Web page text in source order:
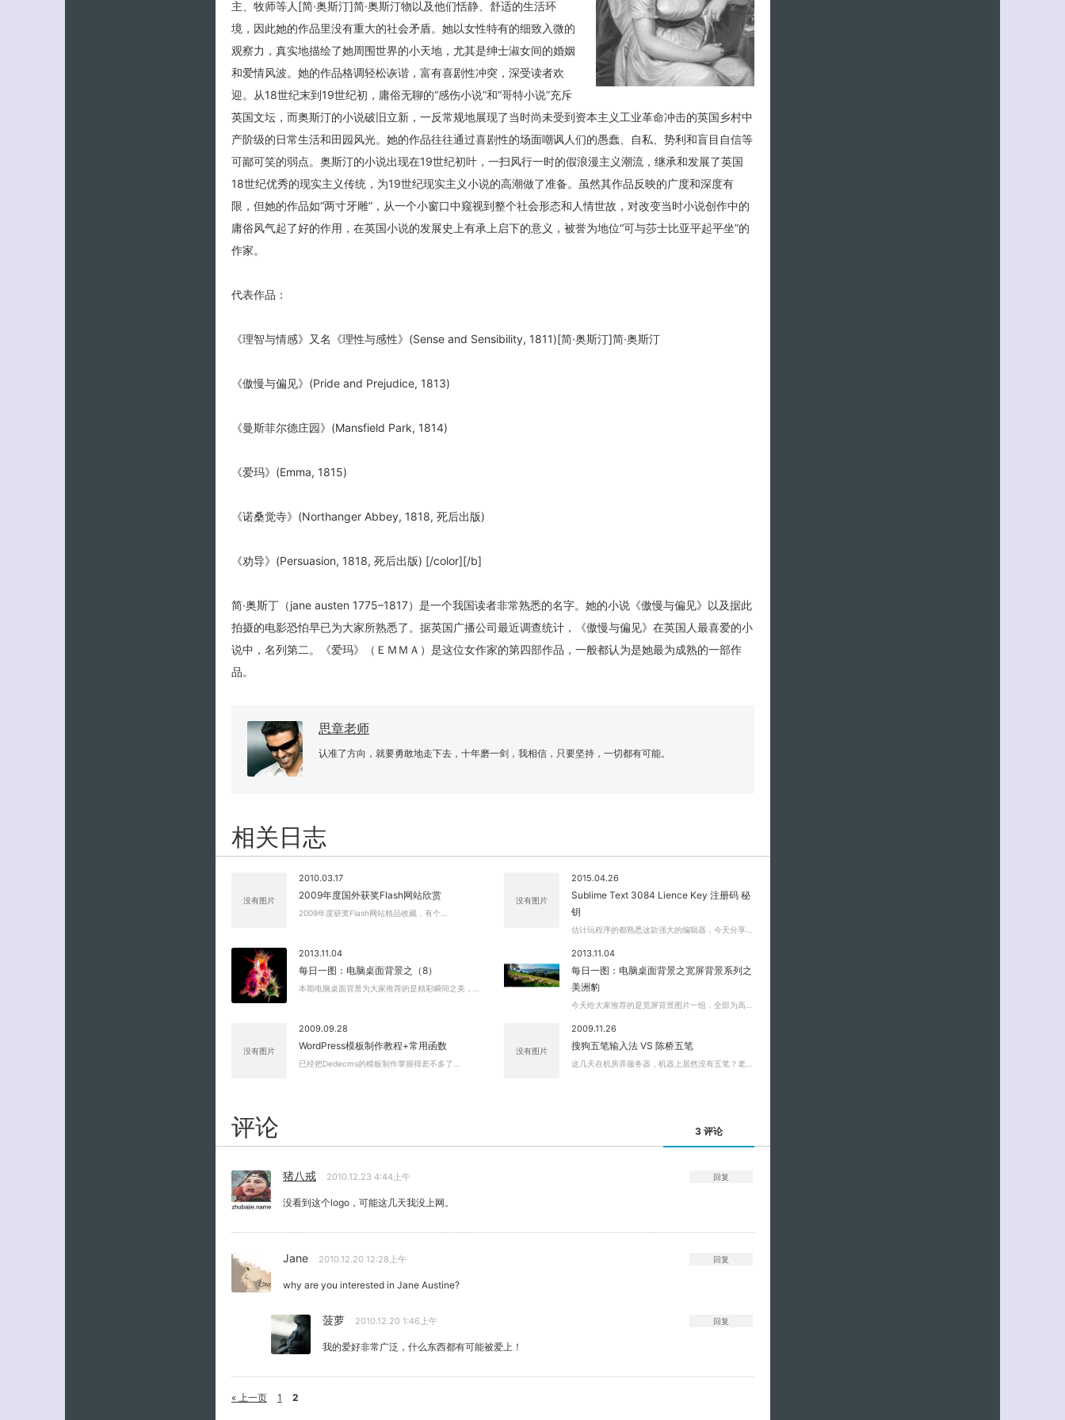
主、牧师等人[简·奥斯汀]简·奥斯汀物以及他们恬静、舒适的生活环
境，因此她的作品里没有重大的社会矛盾。她以女性特有的细致入微的
观察力，真实地描绘了她周围世界的小天地，尤其是绅士淑女间的婚姻
和爱情风波。她的作品格调轻松诙谐，富有喜剧性冲突，深受读者欢
迎。从18世纪末到19世纪初，庸俗无聊的“感伤小说”和“哥特小说”充斥
英国文坛，而奥斯汀的小说破旧立新，一反常规地展现了当时尚未受到资本主义工业革命冲击的英国乡村中
产阶级的日常生活和田园风光。她的作品往往通过喜剧性的场面嘲讽人们的愚蠢、自私、势利和盲目自信等
可鄙可笑的弱点。奥斯汀的小说出现在19世纪初叶，一扫风行一时的假浪漫主义潮流，继承和发展了英国
18世纪优秀的现实主义传统，为19世纪现实主义小说的高潮做了准备。虽然其作品反映的广度和深度有
限，但她的作品如“两寸牙雕”，从一个小窗口中窥视到整个社会形态和人情世故，对改变当时小说创作中的
庸俗风气起了好的作用，在英国小说的发展史上有承上启下的意义，被誉为地位“可与莎士比亚平起平坐”的
作家。
代表作品：
《理智与情感》又名《理性与感性》(Sense and Sensibility, 1811)[简·奥斯汀]简·奥斯汀
《傲慢与偏见》(Pride and Prejudice, 1813)
《曼斯菲尔德庄园》(Mansfield Park, 1814)
《爱玛》(Emma, 1815)
《诺桑觉寺》(Northanger Abbey, 1818, 死后出版)
《劝导》(Persuasion, 1818, 死后出版) [/color][/b]
简·奥斯丁（jane austen 1775–1817）是一个我国读者非常熟悉的名字。她的小说《傲慢与偏见》以及据此
拍摄的电影恐怕早已为大家所熟悉了。据英国广播公司最近调查统计，《傲慢与偏见》在英国人最喜爱的小
说中，名列第二。《爱玛》（ＥＭＭＡ）是这位女作家的第四部作品，一般都认为是她最为成熟的一部作
品。
思章老师
认准了方向，就要勇敢地走下去，十年磨一剑，我相信，只要坚持，一切都有可能。
相关日志
没有图片
2010.03.17
2009年度国外获奖Flash网站欣赏
2009年度获奖Flash网站精品收藏，有个…
没有图片
2015.04.26
Sublime Text 3084 Lience Key 注册码 秘
钥
估计玩程序的都熟悉这款强大的编辑器，今天分享…
2013.11.04
每日一图：电脑桌面背景之（8）
本期电脑桌面背景为大家推荐的是精彩瞬间之美，…
2013.11.04
每日一图：电脑桌面背景之宽屏背景系列之
美洲豹
今天给大家推荐的是宽屏背景图片一组，全部为高…
没有图片
2009.09.28
WordPress模板制作教程+常用函数
已经把Dedecms的模板制作掌握得差不多了…
没有图片
2009.11.26
搜狗五笔输入法 VS 陈桥五笔
这几天在机房弄服务器，机器上居然没有五笔？老…
评论 3 评论
猪八戒 2010.12.23 4:44上午
没看到这个logo，可能这几天我没上网。
回复
Jane 2010.12.20 12:28上午
why are you interested in Jane Austine?
回复
菠萝 2010.12.20 1:46上午
我的爱好非常广泛，什么东西都有可能被爱上！
回复
« 上一页 1 2